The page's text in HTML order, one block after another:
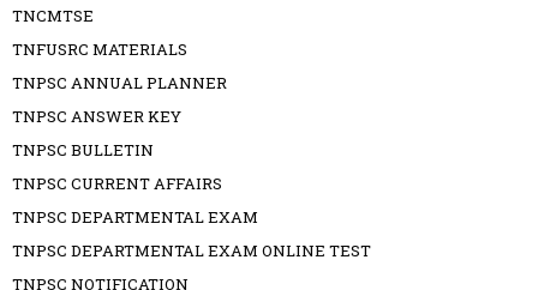
TNCMTSE
TNFUSRC MATERIALS
TNPSC ANNUAL PLANNER
TNPSC ANSWER KEY
TNPSC BULLETIN
TNPSC CURRENT AFFAIRS
TNPSC DEPARTMENTAL EXAM
TNPSC DEPARTMENTAL EXAM ONLINE TEST
TNPSC NOTIFICATION